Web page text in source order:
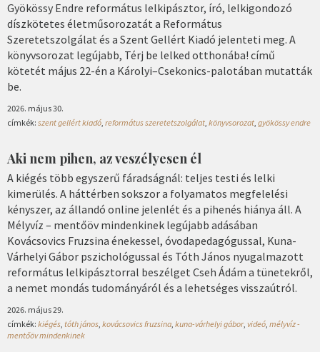
Gyökössy Endre református lelkipásztor, író, lelkigondozó
díszkötetes életműsorozatát a Református
Szeretetszolgálat és a Szent Gellért Kiadó jelenteti meg. A
könyvsorozat legújabb, Térj be lelked otthonába! című
kötetét május 22-én a Károlyi–Csekonics-palotában mutatták
be.
2026. május 30.
címkék: szent gellért kiadó, református szeretetszolgálat, könyvsorozat, gyökössy endre
Aki nem pihen, az veszélyesen él
A kiégés több egyszerű fáradságnál: teljes testi és lelki
kimerülés. A háttérben sokszor a folyamatos megfelelési
kényszer, az állandó online jelenlét és a pihenés hiánya áll. A
Mélyvíz – mentőöv mindenkinek legújabb adásában
Kovácsovics Fruzsina énekessel, óvodapedagógussal, Kuna-
Várhelyi Gábor pszichológussal és Tóth János nyugalmazott
református lelkipásztorral beszélget Cseh Ádám a tünetekről,
a nemet mondás tudományáról és a lehetséges visszaútról.
2026. május 29.
címkék: kiégés, tóth jános, kovácsovics fruzsina, kuna-várhelyi gábor, videó, mélyvíz -
mentőöv mindenkinek